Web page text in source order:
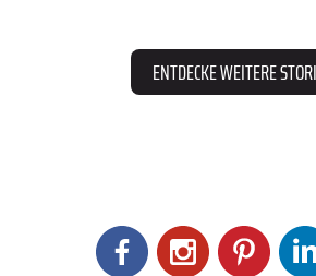
ENTDECKE WEITERE